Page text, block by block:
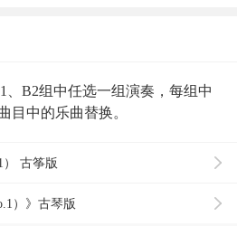
、B2组中任选一组演奏，每组中
目中的乐曲替换。
） 古筝版
）》古琴版